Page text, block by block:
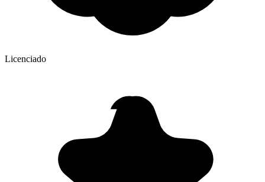
Licenciado